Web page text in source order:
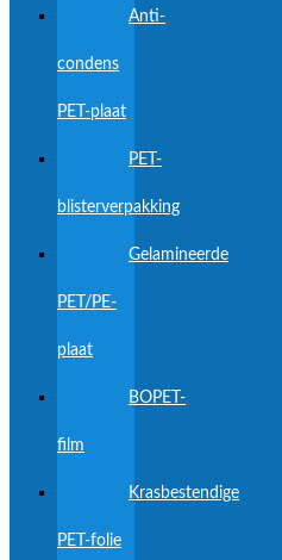
Anti-
condens
PET-plaat
PET-
blisterverpakking
Gelamineerde
PET/PE-
plaat
BOPET-
film
Krasbestendige
PET-folie